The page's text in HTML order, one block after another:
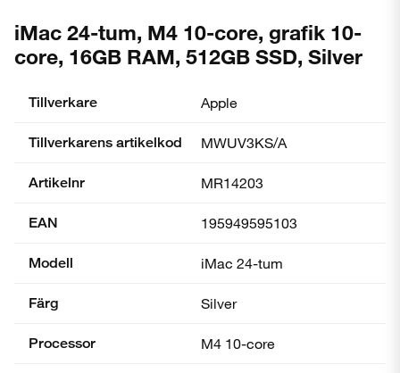
iMac 24-tum, M4 10-core, grafik 10-
core, 16GB RAM, 512GB SSD, Silver
Tillverkare Apple
Tillverkarens artikelkod MWUV3KS/A
Artikelnr MR14203
EAN 195949595103
Modell iMac 24-tum
Färg Silver
Processor M4 10-core